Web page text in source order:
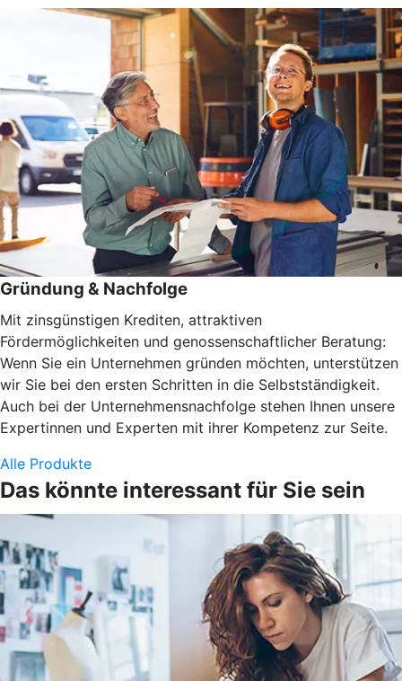
Gründung & Nachfolge
Mit zinsgünstigen Krediten, attraktiven
Fördermöglichkeiten und genossenschaftlicher Beratung:
Wenn Sie ein Unternehmen gründen möchten, unterstützen
wir Sie bei den ersten Schritten in die Selbstständigkeit.
Auch bei der Unternehmensnachfolge stehen Ihnen unsere
Expertinnen und Experten mit ihrer Kompetenz zur Seite.
Alle Produkte
Das könnte interessant für Sie sein